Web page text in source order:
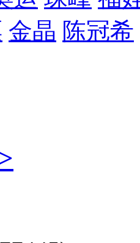
金晶 陈冠希